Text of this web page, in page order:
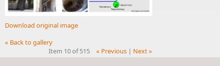
Download original image
« Back to gallery
Item 10 of 515
« Previous| Next »